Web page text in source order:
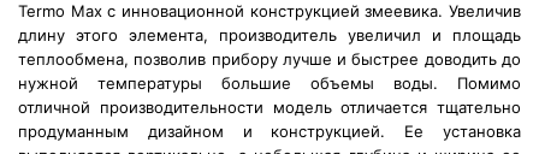
Termo Max с инновационной конструкцией змеевика. Увеличив
длину этого элемента, производитель увеличил и площадь
теплообмена, позволив прибору лучше и быстрее доводить до
нужной температуры большие объемы воды. Помимо
отличной производительности модель отличается тщательно
продуманным дизайном и конструкцией. Ее установка